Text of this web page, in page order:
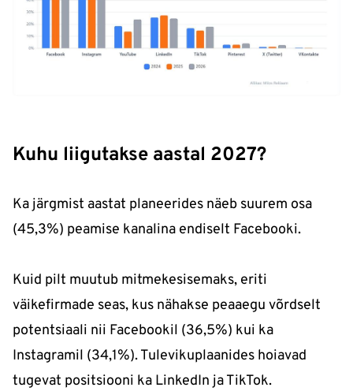
Kuhu liigutakse aastal 2027?
Ka järgmist aastat planeerides näeb suurem osa
(45,3%) peamise kanalina endiselt Facebooki.
Kuid pilt muutub mitmekesisemaks, eriti
väikefirmade seas, kus nähakse peaaegu võrdselt
potentsiaali nii Facebookil (36,5%) kui ka
Instagramil (34,1%). Tulevikuplaanides hoiavad
tugevat positsiooni ka LinkedIn ja TikTok.